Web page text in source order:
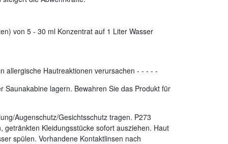
von 5 - 30 ml Konzentrat auf 1 Liter Wasser
allergische Hautreaktionen verursachen - - - - -
Saunakabine lagern. Bewahren Sie das Produkt für
Augenschutz/Gesichtsschutz tragen. P273
getränkten Kleidungsstücke sofort ausziehen. Haut
spülen. Vorhandene Kontaktlinsen nach